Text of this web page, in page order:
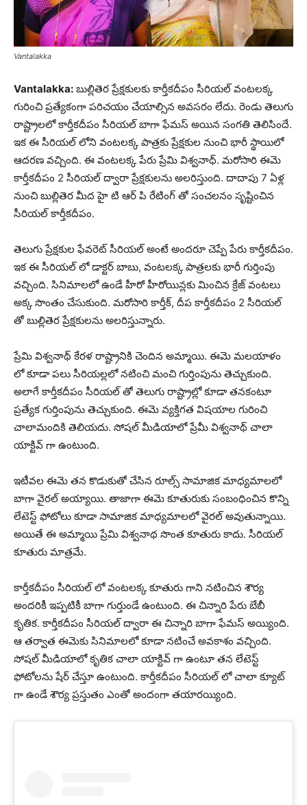
Vantalakka
Vantalakka: బుల్లితెర ప్రేక్షకులకు కార్తీకదీపం సీరియల్ వంటలక్క
గురించి ప్రత్యేకంగా పరిచయం చేయాల్సిన అవసరం లేదు. రెండు తెలుగు
రాష్ట్రాలలో కార్తీకదీపం సీరియల్ బాగా ఫేమస్ అయిన సంగతి తెలిసిందే.
ఇక ఈ సీరియల్ లోని వంటలక్క పాత్రకు ప్రేక్షకుల నుంచి భారీ స్థాయిలో
ఆదరణ వచ్చింది. ఈ వంటలక్క పేరు ప్రేమి విశ్వనాధ్. మరోసారి ఈమె
కార్తీకదీపం 2 సీరియల్ ద్వారా ప్రేక్షకులను అలరిస్తుంది. దాదాపు 7 ఏళ్ల
నుంచి బుల్లితెర మీద హై టి ఆర్ పి రేటింగ్ తో సంచలనం సృష్టించిన
సీరియల్ కార్తీకదీపం.
తెలుగు ప్రేక్షకుల ఫేవరెట్ సీరియల్ అంటే అందరూ చెప్పే పేరు కార్తీకదీపం.
ఇక ఈ సీరియల్ లో డాక్టర్ బాబు, వంటలక్క పాత్రలకు భారీ గుర్తింపు
వచ్చింది. సినిమాలలో ఉండే హీరో హీరోయిన్లకు మించిన క్రేజ్ వంటలు
అక్క సొంతం చేసుకుంది. మరోసారి కార్తీక్, దీప కార్తీకదీపం 2 సీరియల్
తో బుల్లితెర ప్రేక్షకులను అలరిస్తున్నారు.
ప్రేమి విశ్వనాథ్ కేరళ రాష్ట్రానికి చెందిన అమ్మాయి. ఈమె మలయాళం
లో కూడా పలు సీరియల్లలో నటించి మంచి గుర్తింపును తెచ్చుకుంది.
అలాగే కార్తీకదీపం సీరియల్ తో తెలుగు రాష్ట్రాల్లో కూడా తనకంటూ
ప్రత్యేక గుర్తింపును తెచ్చుకుంది. ఈమె వ్యక్తిగత విషయాల గురించి
చాలామందికి తెలియదు. సోషల్ మీడియాలో ప్రేమీ విశ్వనాథ్ చాలా
యాక్టివ్ గా ఉంటుంది.
ఇటీవల ఈమె తన కొడుకుతో చేసిన రూల్స్ సామాజిక మాధ్యమాలలో
బాగా వైరల్ అయ్యాయి. తాజాగా ఈమె కూతురుకు సంబంధించిన కొన్ని
లేటెస్ట్ ఫోటోలు కూడా సామాజిక మాధ్యమాలలో వైరల్ అవుతున్నాయి.
అయితే ఈ అమ్మాయి ప్రేమి విశ్వనాథ సొంత కూతురు కాదు. సీరియల్
కూతురు మాత్రమే.
కార్తీకదీపం సీరియల్ లో వంటలక్క కూతురు గాని నటించిన శౌర్య
అందరికీ ఇప్పటికీ బాగా గుర్తుండే ఉంటుంది. ఈ చిన్నారి పేరు బేబీ
కృతిక. కార్తీకదీపం సీరియల్ ద్వారా ఈ చిన్నారి బాగా ఫేమస్ అయ్యింది.
ఆ తర్వాత ఈమెకు సినిమాలలో కూడా నటించే అవకాశం వచ్చింది.
సోషల్ మీడియాలో కృతిక చాలా యాక్టివ్ గా ఉంటూ తన లేటెస్ట్
ఫోటోలను షేర్ చేస్తూ ఉంటుంది. కార్తీకదీపం సీరియల్ లో చాలా క్యూట్
గా ఉండే శౌర్య ప్రస్తుతం ఎంతో అందంగా తయారయ్యింది.